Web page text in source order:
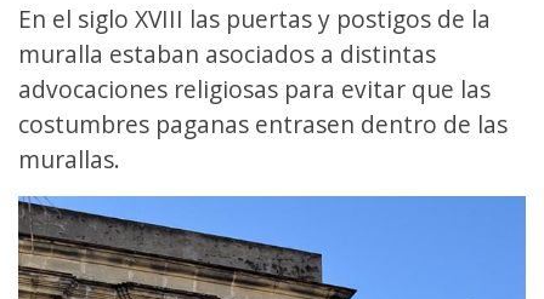
En el siglo XVIII las puertas y postigos de la
muralla estaban asociados a distintas
advocaciones religiosas para evitar que las
costumbres paganas entrasen dentro de las
murallas.